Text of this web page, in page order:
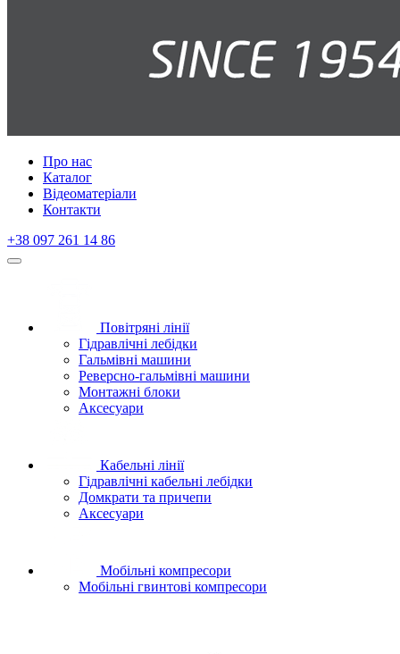
Про нас
Каталог
Відеоматеріали
Контакти
+38 097 261 14 86
Повітряні лінії
Гідравлічні лебідки
Гальмівні машини
Реверсно-гальмівні машини
Монтажні блоки
Аксесуари
Кабельні лінії
Гідравлічні кабельні лебідки
Домкрати та причепи
Аксесуари
Мобільні компресори
Мобільні гвинтові компресори